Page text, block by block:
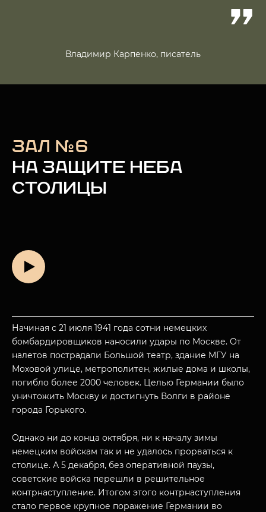
Владимир Карпенко, писатель
ЗАЛ №6
НА ЗАЩИТЕ НЕБА
СТОЛИЦЫ
Начиная с 21 июля 1941 года сотни немецких
бомбардировщиков наносили удары по Москве. От
налетов пострадали Большой театр, здание МГУ на
Моховой улице, метрополитен, жилые дома и школы,
погибло более 2000 человек. Целью Германии было
уничтожить Москву и достигнуть Волги в районе
города Горького.
Однако ни до конца октября, ни к началу зимы
немецким войскам так и не удалось прорваться к
столице. А 5 декабря, без оперативной паузы,
советские войска перешли в решительное
контрнаступление. Итогом этого контрнаступления
стало первое крупное поражение Германии во